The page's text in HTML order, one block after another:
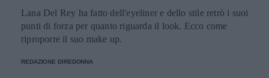
Lana Del Rey ha fatto dell'eyeliner e dello stile retrò i suoi
punti di forza per quanto riguarda il look. Ecco come
riproporre il suo make up.
REDAZIONE DIREDONNA